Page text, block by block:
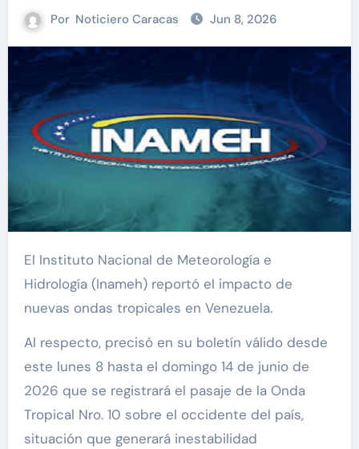
Por Noticiero Caracas Jun 8, 2026
El Instituto Nacional de Meteorología e
Hidrología (Inameh) reportó el impacto de
nuevas ondas tropicales en Venezuela.
Al respecto, precisó en su boletín válido desde
este lunes 8 hasta el domingo 14 de junio de
2026 que se registrará el pasaje de la Onda
Tropical Nro. 10 sobre el occidente del país,
situación que generará inestabilidad